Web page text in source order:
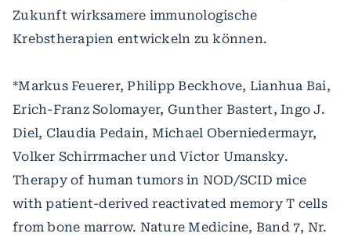
Zukunft wirksamere immunologische
Krebstherapien entwickeln zu können.
*Markus Feuerer, Philipp Beckhove, Lianhua Bai,
Erich-Franz Solomayer, Gunther Bastert, Ingo J.
Diel, Claudia Pedain, Michael Oberniedermayr,
Volker Schirrmacher und Victor Umansky.
Therapy of human tumors in NOD/SCID mice
with patient-derived reactivated memory T cells
from bone marrow. Nature Medicine, Band 7, Nr.